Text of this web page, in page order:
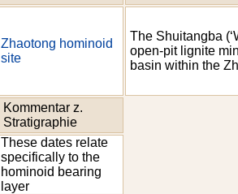
Zhaotong hominoid
site
The Shuitangba
open-pit lignite
basin within the
Kommentar z.
Stratigraphie
These dates relate
specifically to the
hominoid bearing
layer